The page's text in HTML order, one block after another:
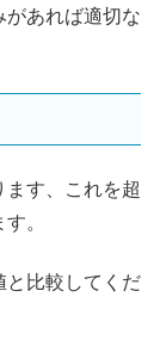
があれば適切な
す、これを超
。
と比較してくだ